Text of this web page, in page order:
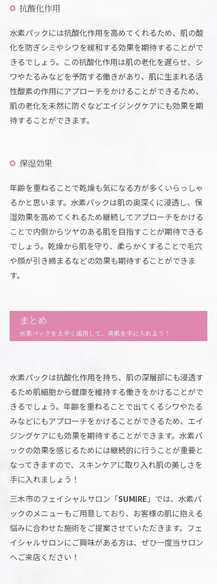
抗酸化作用
水素パックには抗酸化作用を高めてくれるため、肌の酸
化を防ぎシミやシワを緩和する効果を期待することがで
きるでしょう。この抗酸化作用は肌の老化を遅らせ、シ
ワやたるみなどを予防する働きがあり、肌に生まれる活
性酸素の作用にアプローチをかけることができるため、
肌の老化を未然に防ぐなどエイジングケアにも効果を期
待することができます。
保湿効果
年齢を重ねることで乾燥も気になる方が多くいらっしゃ
るかと思います。水素パックは肌の奥深くに浸透し、保
湿効果を高めてくれるため継続してアプローチをかける
ことで内側からツヤのある肌を目指すことが期待できる
でしょう。乾燥から肌を守り、柔らかくすることで毛穴
や顔が引き締まるなどの効果も期待することができま
す。
まとめ
水素パックを上手く活用して、美肌を手に入れよう！
水素パックは抗酸化作用を持ち、肌の深層部にも浸透す
るため肌細胞から健康を維持する働きをかけることがで
きるでしょう。年齢を重ねることで出てくるシワやたる
みなどにもアプローチをかけることができるため、エイ
ジングケアにも効果を期待することができます。水素パ
ックの効果を感じるためには継続的に行うことが重要と
なってきますので、スキンケアに取り入れ肌の美しさを
手に入れましょう！
三木市のフェイシャルサロン「SUMIRE 」では、水素パ
ックのメニューもご用意しており、お客様の肌に抱える
悩みに合わせた施術をご提案させていただきます。フェ
イシャルサロンにご興味がある方は、ぜひ一度当サロン
へご来店ください！